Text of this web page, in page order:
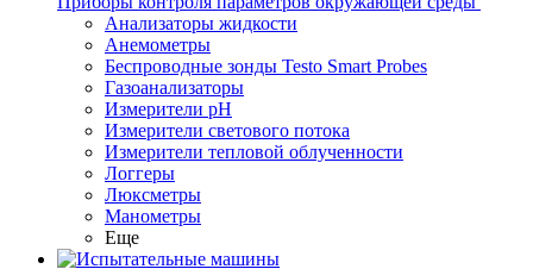
Анализаторы жидкости
Анемометры
Беспроводные зонды Testo Smart Probes
Газоанализаторы
Измерители pH
Измерители светового потока
Измерители тепловой облученности
Логгеры
Люксметры
Манометры
Еще